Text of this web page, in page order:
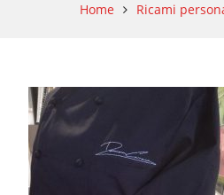
Home Ricami